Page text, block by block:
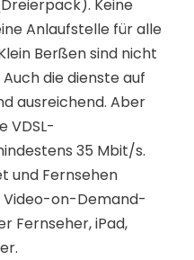
Keine
Anlaufstelle für alle
Berßen sind nicht
die dienste auf
ausreichend. Aber
VDSL-
35 Mbit/s.
und Fernsehen
on-Demand-
Fernseher, iPad,